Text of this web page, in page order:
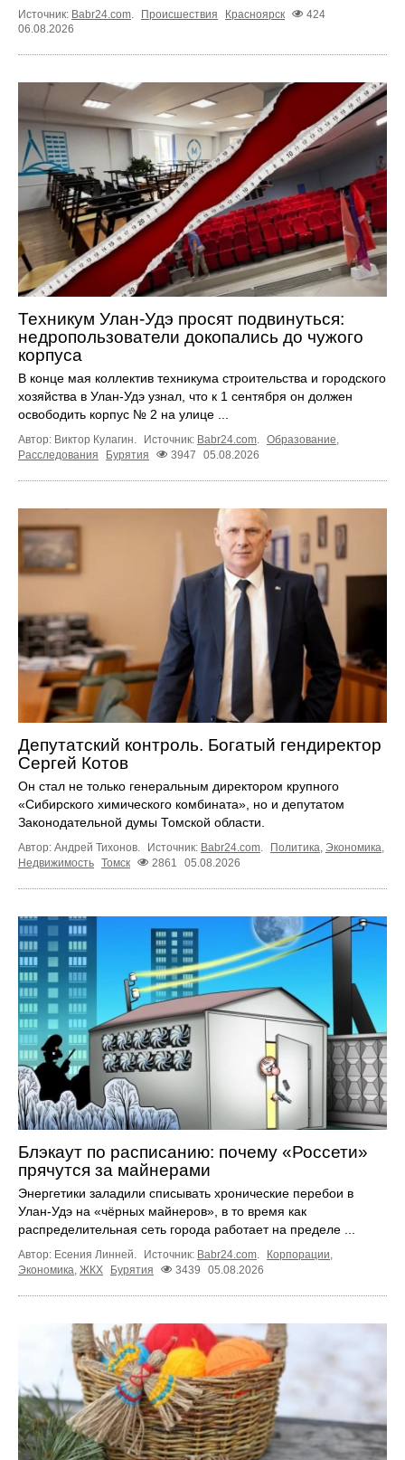
Источник: Babr24.com. Происшествия Красноярск
424
06.08.2026
Техникум Улан-Удэ просят подвинуться:
недропользователи докопались до чужого
корпуса
В конце мая коллектив техникума строительства и городского
хозяйства в Улан-Удэ узнал, что к 1 сентября он должен
освободить корпус № 2 на улице ...
Автор: Виктор Кулагин. Источник: Babr24.com. Образование,
Расследования
Бурятия 3947 05.08.2026
Депутатский контроль. Богатый гендиректор
Сергей Котов
Он стал не только генеральным директором крупного
«Сибирского химического комбината», но и депутатом
Законодательной думы Томской области.
Автор: Андрей Тихонов. Источник: Babr24.com Политика Экономика
Недвижимость Томск 2861 05.08.2026
Блэкаут по расписанию: почему «Россети»
прячутся за майнерами
Энергетики заладили списывать хронические перебои в
Улан-Удэ на «чёрных майнеров», в то время как
распределительная сеть города работает на пределе ...
Автор: Есения Линней. Источник: Babr24.com. Корпорации,
Экономика, ЖКХ Бурятия 3439 05.08.2026